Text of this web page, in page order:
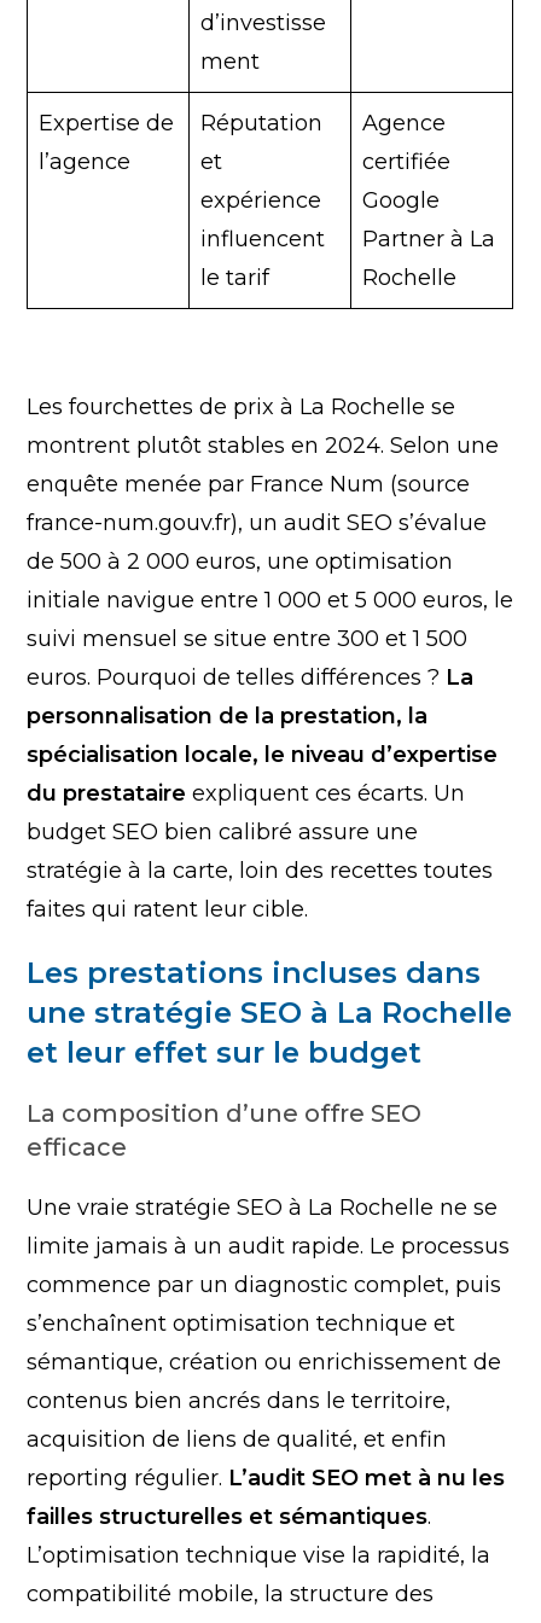
d’investisse
ment
Expertise de
l’agence
Réputation
et
expérience
influencent
le tarif
Agence
certifiée
Google
Partner à La
Rochelle
Les fourchettes de prix à La Rochelle se
montrent plutôt stables en 2024. Selon une
enquête menée par France Num (source
france-num.gouv.fr), un audit SEO s’évalue
de 500 à 2 000 euros, une optimisation
initiale navigue entre 1 000 et 5 000 euros, le
suivi mensuel se situe entre 300 et 1 500
euros. Pourquoi de telles différences ? La
personnalisation de la prestation, la
spécialisation locale, le niveau d’expertise
du prestataire expliquent ces écarts. Un
budget SEO bien calibré assure une
stratégie à la carte, loin des recettes toutes
faites qui ratent leur cible.
Les prestations incluses dans
une stratégie SEO à La Rochelle
et leur effet sur le budget
La composition d’une offre SEO
efficace
Une vraie stratégie SEO à La Rochelle ne se
limite jamais à un audit rapide. Le processus
commence par un diagnostic complet, puis
s’enchaînent optimisation technique et
sémantique, création ou enrichissement de
contenus bien ancrés dans le territoire,
acquisition de liens de qualité, et enfin
reporting régulier. L’audit SEO met à nu les
failles structurelles et sémantiques.
L’optimisation technique vise la rapidité, la
compatibilité mobile, la structure des